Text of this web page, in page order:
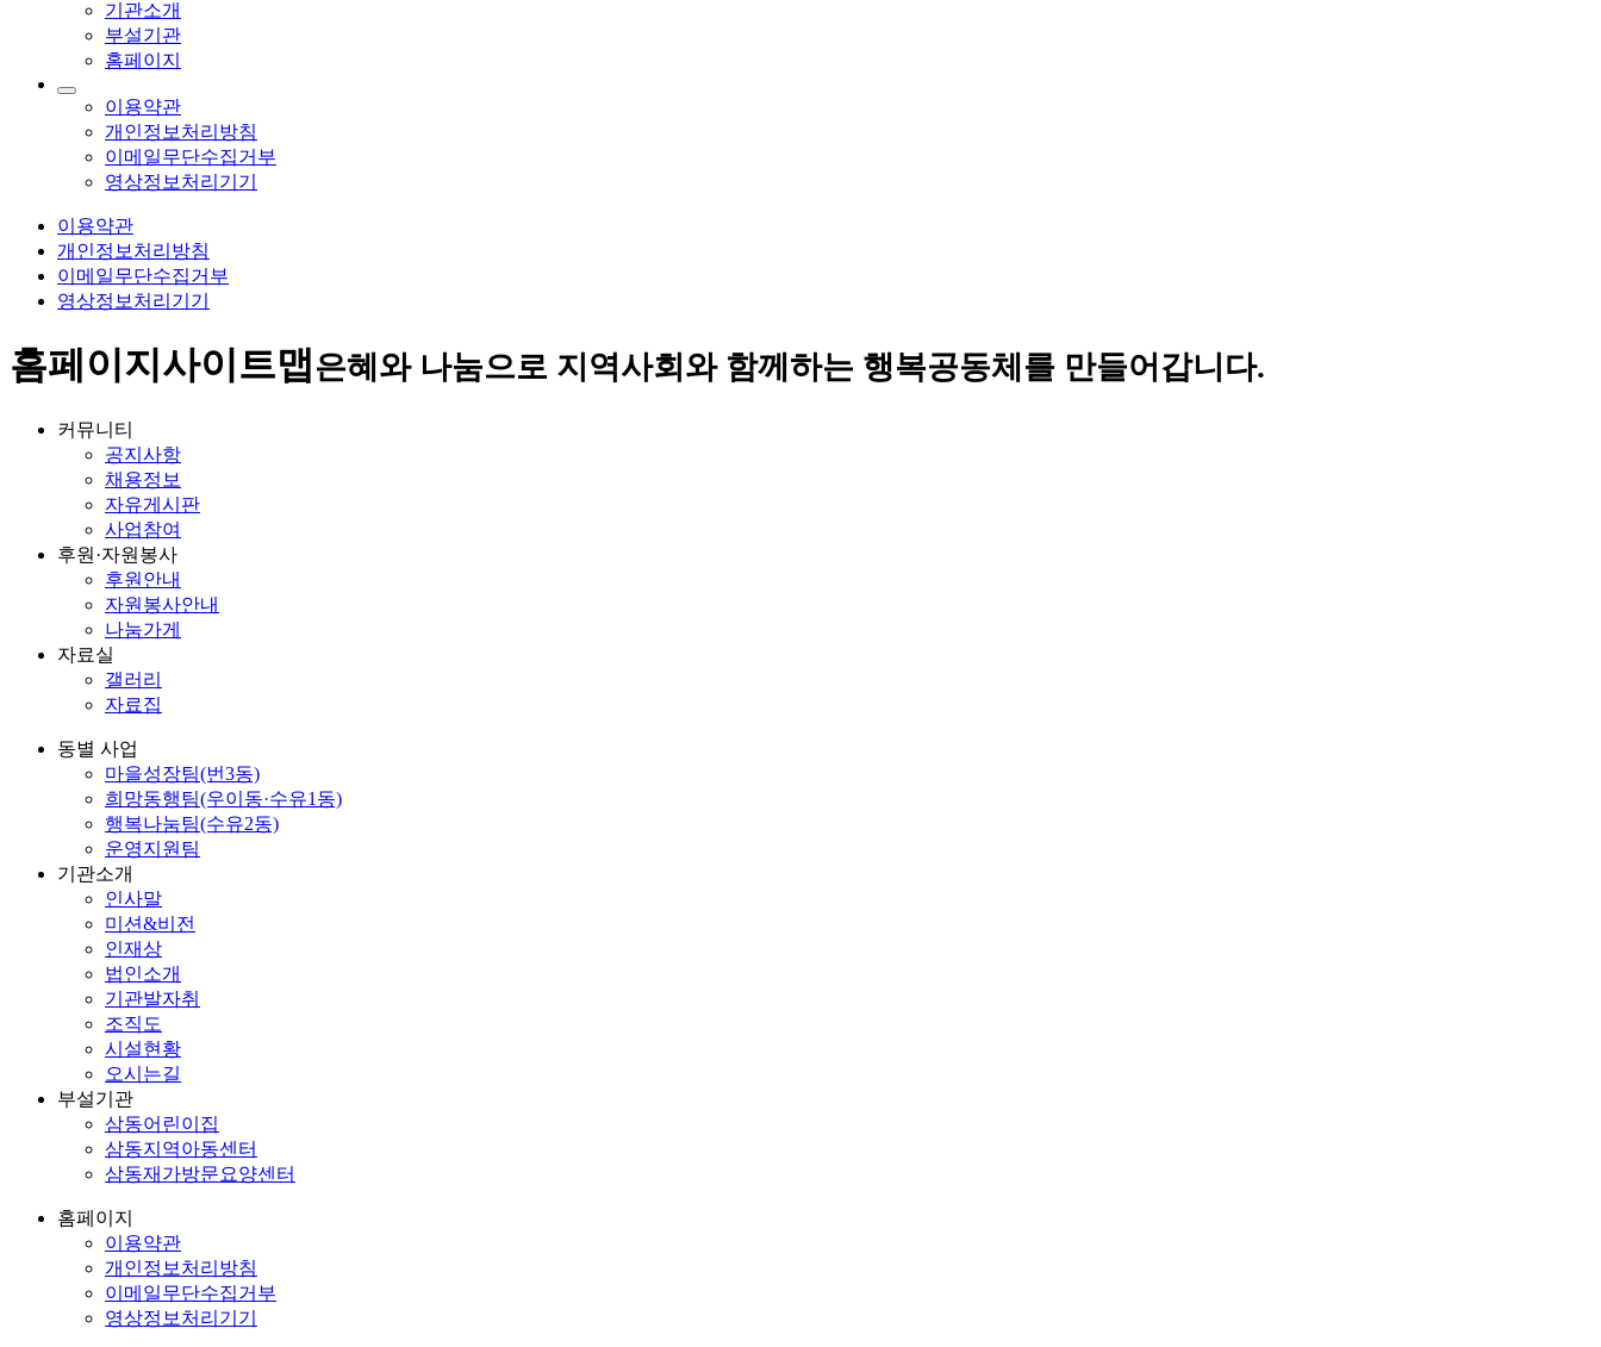
기관소개
부설기관
홈페이지
이용약관
개인정보처리방침
이메일무단수집거부
영상정보처리기기
이용약관
개인정보처리방침
이메일무단수집거부
영상정보처리기기
홈페이지사이트맵은혜와 나눔으로 지역사회와 함께하는 행복공동체를 만들어갑니다.
커뮤니티
공지사항
채용정보
자유게시판
사업참여
후원·자원봉사
후원안내
자원봉사안내
나눔가게
자료실
갤러리
자료집
동별 사업
마을성장팀(번3동)
희망동행팀(우이동·수유1동)
행복나눔팀(수유2동)
운영지원팀
기관소개
인사말
미션&비전
인재상
법인소개
기관발자취
조직도
시설현황
오시는길
부설기관
삼동어린이집
삼동지역아동센터
삼동재가방문요양센터
홈페이지
이용약관
개인정보처리방침
이메일무단수집거부
영상정보처리기기